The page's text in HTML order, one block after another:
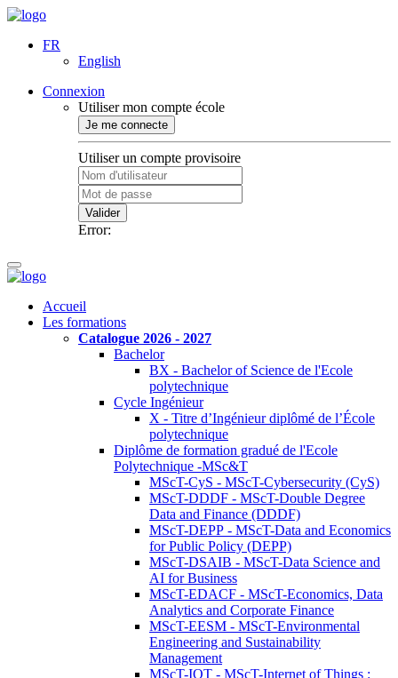
FR
English
Connexion
Utiliser mon compte école
Je me connecte
Utiliser un compte provisoire
Valider
Error:
Accueil
Les formations
Catalogue 2026 - 2027
Bachelor
BX - Bachelor of Science de l'Ecole
polytechnique
Cycle Ingénieur
X - Titre d’Ingénieur diplômé de l’École
polytechnique
Diplôme de formation gradué de l'Ecole
Polytechnique -MSc&T
MScT-CyS - MScT-Cybersecurity (CyS)
MScT-DDDF - MScT-Double Degree
Data and Finance (DDDF)
MScT-DEPP - MScT-Data and Economics
for Public Policy (DEPP)
MScT-DSAIB - MScT-Data Science and
AI for Business
MScT-EDACF - MScT-Economics, Data
Analytics and Corporate Finance
MScT-EESM - MScT-Environmental
Engineering and Sustainability
Management
MScT-IOT - MScT-Internet of Things :